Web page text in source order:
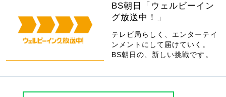
BS朝日「ウェルビーイン
グ放送中！」
テレビ局らしく、エンターテイ
ンメントにして届けていく。
BS朝日の、新しい挑戦です。